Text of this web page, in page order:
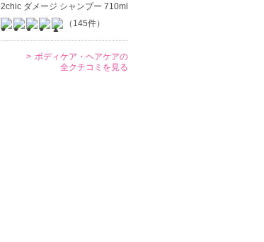
2chic ダメージ シャンプー 710ml
（145件）
ボディケア・ヘアケアの
全クチコミを見る